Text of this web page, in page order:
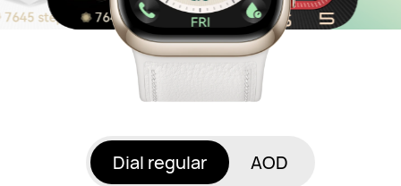
Dial regular AOD